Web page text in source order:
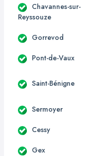
Chavannes-sur-
Reyssouze
Gorrevod
Pont-de-Vaux
Saint-Bénigne
Sermoyer
Cessy
Gex